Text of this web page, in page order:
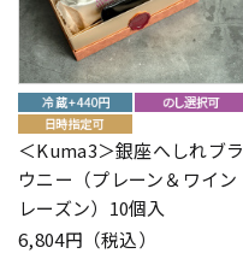
＜Kuma3＞銀座へしれブラ
ウニー（プレーン＆ワイン
レーズン）10個入
6,804円（税込）